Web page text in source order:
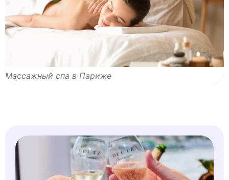
Массажный спа в Париже